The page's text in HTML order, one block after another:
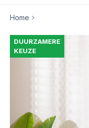
Home
DUURZAMERE
KEUZE